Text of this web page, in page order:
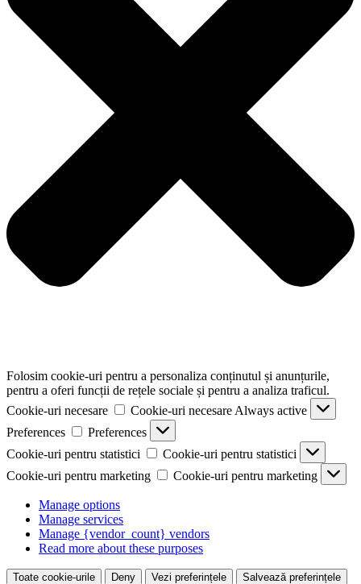
Folosim cookie-uri pentru a personaliza conținutul și anunțurile,
pentru a oferi funcții de rețele sociale și pentru a analiza traficul.
Cookie-uri necesare
Cookie-uri necesare Always active
Preferences
Preferences
Cookie-uri pentru statistici
Cookie-uri pentru statistici
Cookie-uri pentru marketing
Cookie-uri pentru marketing
Manage options
Manage services
Manage {vendor_count} vendors
Read more about these purposes
Toate cookie-urile Deny Vezi preferințele Salvează preferințele